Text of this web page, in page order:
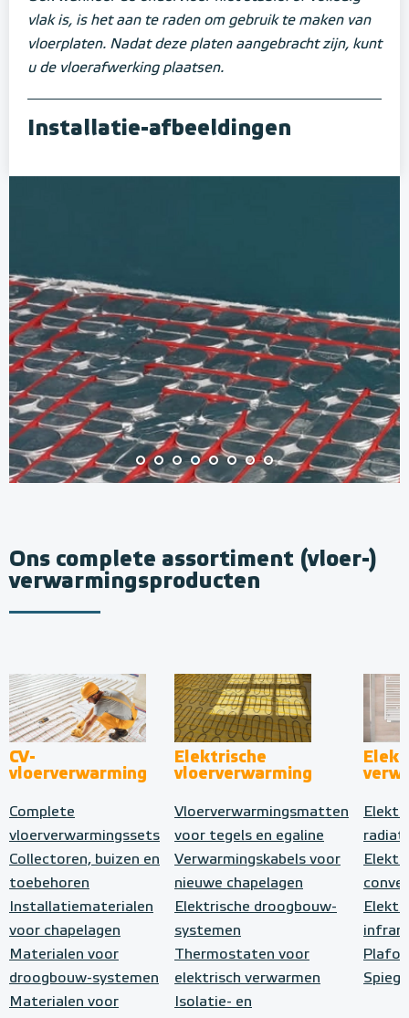
vlak is, is het aan te raden om gebruik te maken van
vloerplaten. Nadat deze platen aangebracht zijn, kunt
u de vloerafwerking plaatsen.
Installatie-afbeeldingen
Ons complete assortiment (vloer-)
verwarmingsproducten
CV-
vloerverwarming
Elektrische
vloerverwarming
Complete
vloerverwarmingssets
Collectoren, buizen en
toebehoren
Installatiematerialen
voor chapelagen
Materialen voor
droogbouw-systemen
Materialen voor
Vloerverwarmingsmatten
voor tegels en egaline
Verwarmingskabels voor
nieuwe chapelagen
Elektrische droogbouw-
systemen
Thermostaten voor
elektrisch verwarmen
Isolatie- en